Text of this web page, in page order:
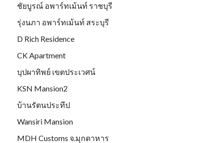
ชัยบูรณ์ อพาร์ทเม้นท์ ราชบุรี
รุ่งนภา อพาร์ทเม้นท์ สระบุรี
D Rich Residence
CK Apartment
บุปผาทิพย์ เขตประเวศน์
KSN Mansion2
บ้านรัตนประทีป
Wansiri Mansion
MDH Customs จ.มุกดาหาร